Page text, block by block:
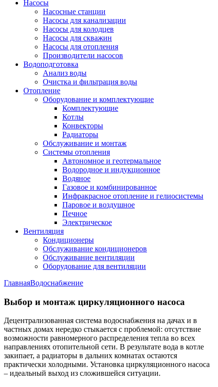
Насосы
Насосные станции
Насосы для канализации
Насосы для колодцев
Насосы для скважин
Насосы для отопления
Производители насосов
Водоподготовка
Анализ воды
Очистка и фильтрация воды
Отопление
Оборудование и комплектующие
Комплектующие
Котлы
Конвекторы
Радиаторы
Обслуживание и монтаж
Системы отопления
Автономное и геотермальное
Водородное и индукционное
Водяное
Газовое и комбинированное
Инфракрасное отопление и гелиосистемы
Паровое и воздушное
Печное
Электрическое
Вентиляция
Кондиционеры
Обслуживание кондиционеров
Обслуживание вентиляции
Оборудование для вентиляции
ГлавнаяВодоснабжение
Выбор и монтаж циркуляционного насоса
Децентрализованная система водоснабжения на дачах и в
частных домах нередко стыкается с проблемой: отсутствие
возможности равномерного распределения тепла во всех
направлениях отопительной сети. В результате вода в котле
закипает, а радиаторы в дальних комнатах остаются
практически холодными. Установка циркуляционного насоса
– идеальный выход из сложившейся ситуации.